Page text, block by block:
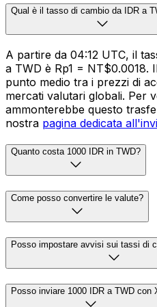
Qual è il tasso di cambio da IDR a
A partire da 04:12 UTC, il
a TWD è Rp1 = NT$0.0018.
punto medio tra i prezzi di
mercati valutari globali. Per
ammonterebbe questo
nostra pagina dedicata
Quanto costa 1000 IDR in TWD?
Come posso convertire le valute?
Posso impostare avvisi sui tassi di
Posso inviare 1000 IDR a TWD con